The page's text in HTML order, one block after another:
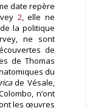
date repère
2, elle ne
la politique
ne sont
de
de Thomas
du
de Vésale,
n’ont
les œuvres